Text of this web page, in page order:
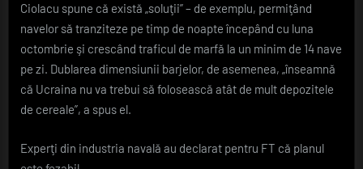
Ciolacu spune că există „soluţii” – de exemplu, permiţând
navelor să tranziteze pe timp de noapte începând cu luna
octombrie şi crescând traficul de marfă la un minim de 14 nave
pe zi. Dublarea dimensiunii barjelor, de asemenea, „înseamnă
că Ucraina nu va trebui să folosească atât de mult depozitele
de cereale”, a spus el.
Experţi din industria navală au declarat pentru FT că planul